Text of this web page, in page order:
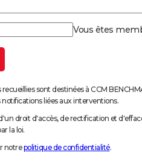
Vous êtes
sont destinées à CCM
notifications liées aux interventions.
droit d'accès, de rectification et
la loi.
notrepolitique de confidentialité.